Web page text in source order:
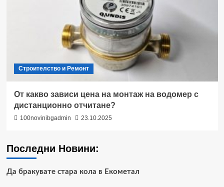
Строителство и Ремонт
От какво зависи цена на монтаж на водомер с
дистанционно отчитане?
100novinibgadmin 23.10.2025
Последни Новини:
Да бракувате стара кола в Екометал